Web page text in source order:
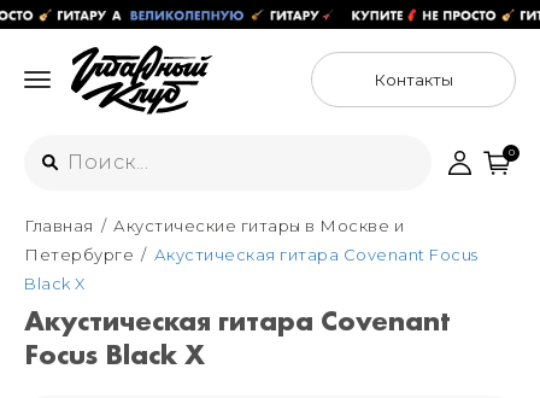
Контакты
Интернет-магазин
+7 (925) 125-54-44
+7 (925) 176-55-65
ул. Большая Новодмитровская 36с15,
Санкт-Петербург
0
Главная
Акустические гитары в Москве и
Петербурге
Акустическая гитара Covenant Focus
Black X
Акустическая гитара Covenant
Focus Black X